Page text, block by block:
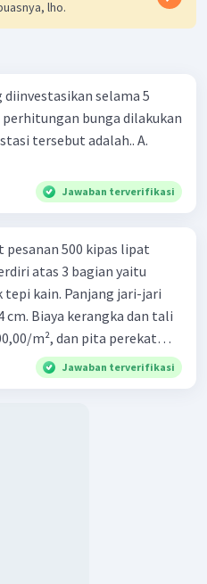
lho.
diinvestasikan selama 5
bunga dilakukan
tersebut adalah.. A.
Jawaban terverifikasi
500 kipas lipat
atas 3 bagian yaitu
kain. Panjang jari-jari
cm. Biaya kerangka dan tali
m², dan pita perekat
per buah. Tentukan
Jawaban terverifikasi